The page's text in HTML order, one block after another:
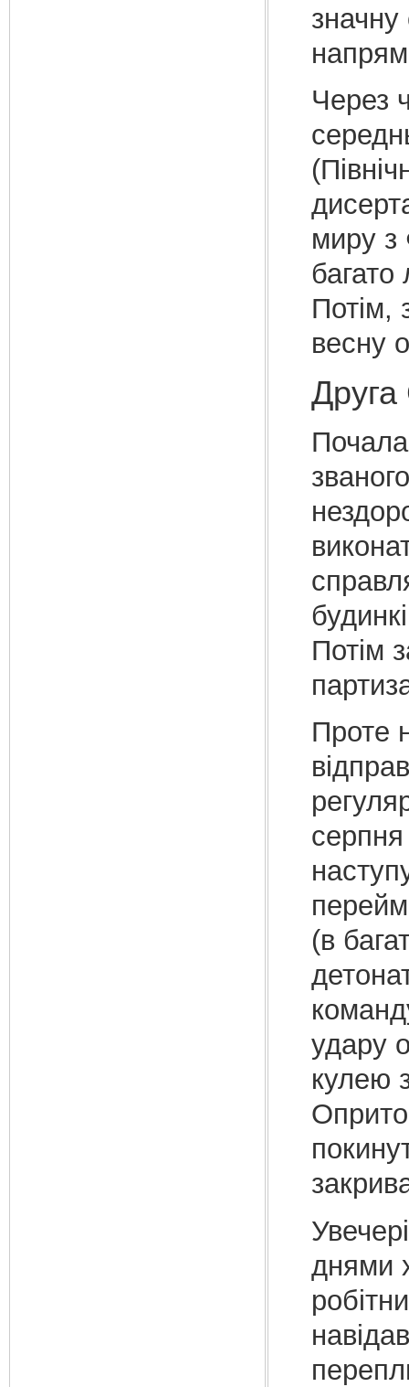
значну
Через
миру з
Потім,
весну
Друга
Потім
Проте
(в
удару
кулею
днями